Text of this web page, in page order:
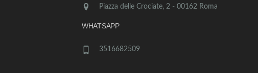
Piazza delle Crociate, 2 - 00162 Roma
WHATSAPP
3516682509